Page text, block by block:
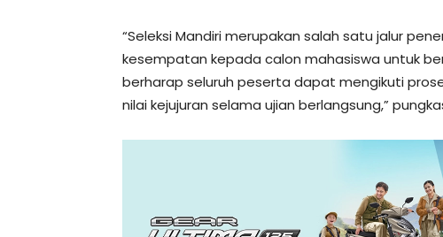
“Seleksi Mandiri merupakan salah satu jalur
kesempatan kepada calon mahasiswa untuk
berharap seluruh peserta dapat mengikuti
nilai kejujuran selama ujian berlangsung,”